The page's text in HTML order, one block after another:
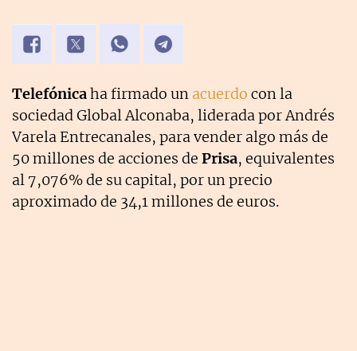
Telefónicaha firmado un acuerdo con la
sociedad Global Alconaba, liderada por Andrés
Varela Entrecanales, para vender algo más de
50 millones de acciones de Prisa, equivalentes
al 7,076% de su capital, por un precio
aproximado de 34,1 millones de euros.